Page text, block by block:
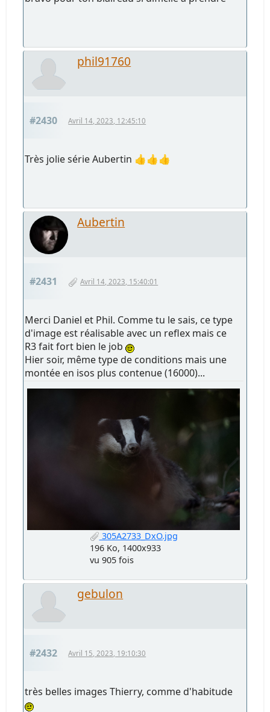
phil91760
#2430 Avril 14, 2023, 12:45:10
Très jolie série Aubertin 👍👍👍
Aubertin
#2431 Avril 14, 2023, 15:40:01
Merci Daniel et Phil. Comme tu le sais, ce type
d'image est réalisable avec un reflex mais ce
R3 fait fort bien le job
Hier soir, même type de conditions mais une
montée en isos plus contenue (16000)...
305A2733_DxO.jpg
196 Ko, 1400x933
vu 905 fois
gebulon
#2432 Avril 15, 2023, 19:10:30
très belles images Thierry, comme d'habitude